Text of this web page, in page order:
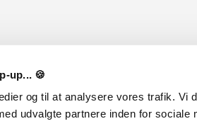
up... 🍪
og til at analysere vores trafik. Vi
udvalgte partnere inden for sociale